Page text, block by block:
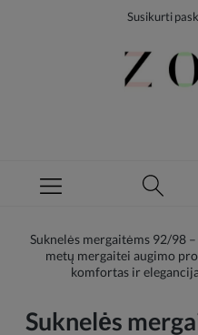
Susikurti
Suknelės mergaitėms 92/98
metų mergaitei augimo
komfortas ir
Suknelės